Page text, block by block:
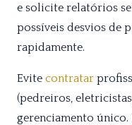
e solicite relatórios
possíveis desvios de
rapidamente.
Evite contratar
(pedreiros,
gerenciamento único.